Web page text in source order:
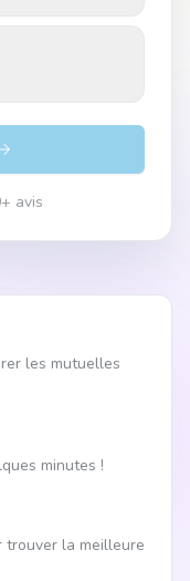
avis
les mutuelles
minutes !
trouver la meilleure